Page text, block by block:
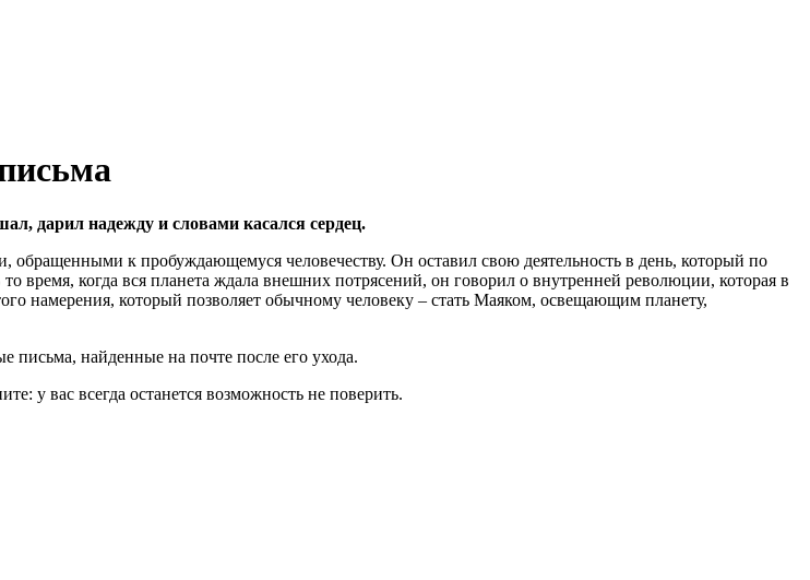
дарил надежду и словами касался сердец.
к пробуждающемуся человечеству. Он оставил свою деятельность в день, который по
время, когда вся планета ждала внешних потрясений, он говорил о внутренней революции, которая в
намерения, который позволяет обычному человеку – стать Маяком, освещающим планету,
письма, найденные на почте после его ухода.
у вас всегда останется возможность не поверить.